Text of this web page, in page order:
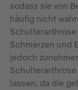
sodass sie von
häufig nicht
Schmerzen und
jedoch
lassen, da die